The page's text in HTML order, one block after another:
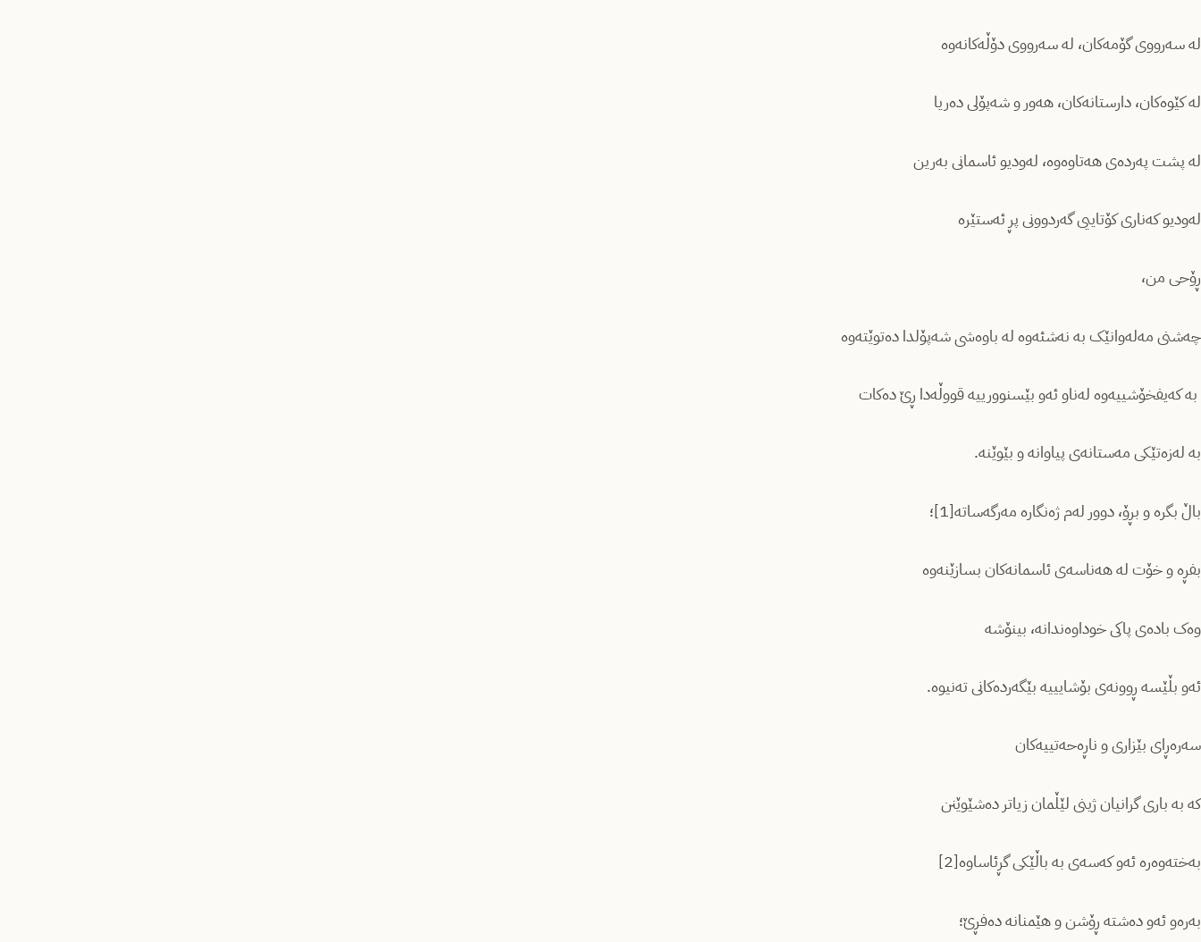
لە سەرووی گۆمەکان، لە سەرووی دۆڵەکانەوە
لە کێوەکان، دارستانەکان، هەور و شەپۆلی دەریا
لە پشت پەردەی هەتاوەوە، لەودیو ئاسمانی بەرین
لەودیو کەناری کۆتاییی گەردوونی پڕ ئەستێرە
ڕۆحی من،
چەشنی مەلەوانێک بە نەشئەوە لە باوەشی شەپۆلدا دەتوێتەوە
بە کەیفخۆشییەوە لەناو ئەو بێسنوورییە قووڵەدا ڕێ دەکات
بە لەزەتێکی مەستانەی پیاوانە و بێوێنە.
باڵ بگرە و بڕۆ، دوور لەم ژەنگارە مەرگەساتە[1]؛
بفڕە و خۆت لە هەناسەی ئاسمانەکان بسازێنەوە
وەک بادەی پاکی خوداوەندانە، بینۆشە
ئەو بڵێسە ڕوونەی بۆشایییە بێگەردەکانی تەنیوە.
سەرەڕای بێزاری و ناڕەحەتییەکان
کە بە باری گرانیان ژینی لێڵمان زیاتر دەشێوێنن
بەختەوەرە ئەو کەسەی بە باڵێکی گڕئاساوە[2]
بەرەو ئەو دەشتە ڕۆشن و هێمنانە دەفڕێ؛